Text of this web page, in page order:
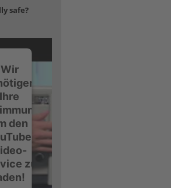
safe?
Wir
Ihre
den
zu